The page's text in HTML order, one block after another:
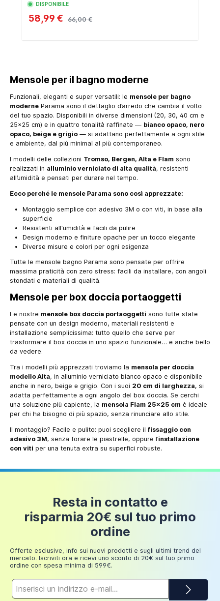
DISPONIBILE
58,99 € 66,00 €
Mensole per il bagno moderne
Funzionali, eleganti e super versatili: le mensole per bagno
moderne Parama sono il dettaglio d’arredo che cambia il volto
del tuo spazio. Disponibili in diverse dimensioni (20, 30, 40 cm e
25x25 cm) e in quattro tonalità raffinate — bianco opaco, nero
opaco, beige e grigio — si adattano perfettamente a ogni stile
e ambiente, dal più minimal al più contemporaneo.
I modelli delle collezioni Tromso, Bergen, Alta e Flam sono
realizzati in alluminio verniciato di alta qualità, resistenti
all’umidità e pensati per durare nel tempo.
Ecco perché le mensole Parama sono così apprezzate:
Montaggio semplice con adesivo 3M o con viti, in base alla
superficie
Resistenti all'umidità e facili da pulire
Design moderno e finiture opache per un tocco elegante
Diverse misure e colori per ogni esigenza
Tutte le mensole bagno Parama sono pensate per offrire
massima praticità con zero stress: facili da installare, con angoli
stondati e materiali di qualità.
Mensole per box doccia portaoggetti
Le nostre mensole box doccia portaoggetti sono tutte state
pensate con un design moderno, materiali resistenti e
installazione semplicissima: tutto quello che serve per
trasformare il box doccia in uno spazio funzionale… e anche bello
da vedere.
Tra i modelli più apprezzati troviamo la mensola per doccia
modello Alta, in alluminio verniciato bianco opaco e disponibile
anche in nero, beige e grigio. Con i suoi 20 cm di larghezza, si
adatta perfettamente a ogni angolo del box doccia. Se cerchi
una soluzione più capiente, la mensola Flam 25x25 cm è ideale
per chi ha bisogno di più spazio, senza rinunciare allo stile.
Il montaggio? Facile e pulito: puoi scegliere il fissaggio con
adesivo 3M, senza forare le piastrelle, oppure l’installazione
con viti per una tenuta extra su superfici robuste.
Resta in contatto e
risparmia 20€ sul tuo primo
ordine
Offerte esclusive, info sui nuovi prodotti e sugli ultimi trend del
mercato. Iscriviti ora e ricevi uno sconto di 20€ sul tuo primo
ordine con spesa minima di 599€.
e-